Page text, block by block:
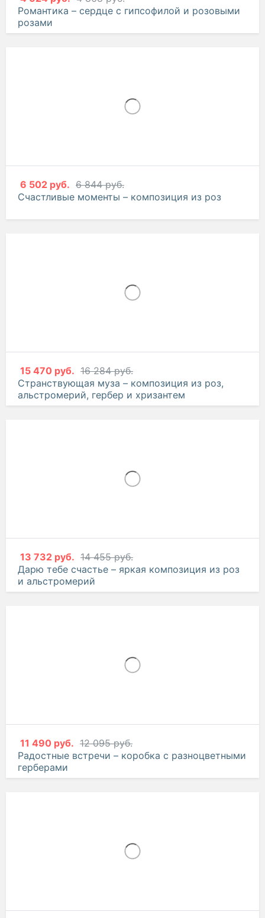
Романтика – сердце с гипсофилой и розовыми
розами
6 502 руб. 6 844 руб.
Счастливые моменты – композиция из роз
15 470 руб. 16 284 руб.
Странствующая муза – композиция из роз,
альстромерий, гербер и хризантем
13 732 руб. 14 455 руб.
Дарю тебе счастье – яркая композиция из роз
и альстромерий
11 490 руб. 12 095 руб.
Радостные встречи – коробка с разноцветными
герберами